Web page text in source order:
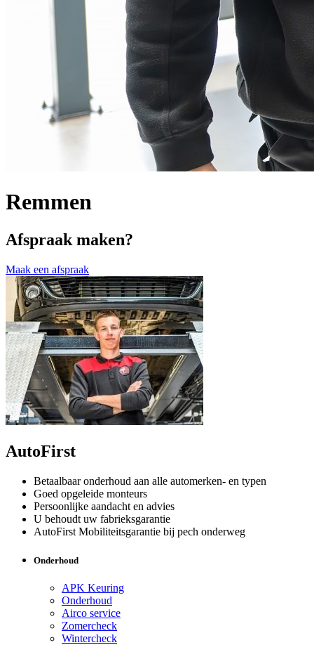
Remmen
Afspraak maken?
Maak een afspraak
AutoFirst
Betaalbaar onderhoud aan alle automerken- en typen
Goed opgeleide monteurs
Persoonlijke aandacht en advies
U behoudt uw fabrieksgarantie
AutoFirst Mobiliteitsgarantie bij pech onderweg
Onderhoud
APK Keuring
Onderhoud
Airco service
Zomercheck
Wintercheck